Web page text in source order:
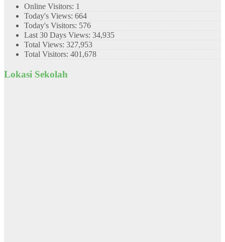
Online Visitors: 1
Today's Views: 664
Today's Visitors: 576
Last 30 Days Views: 34,935
Total Views: 327,953
Total Visitors: 401,678
Lokasi Sekolah